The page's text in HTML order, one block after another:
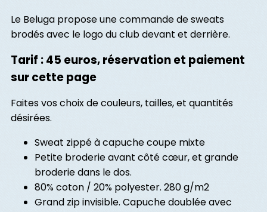
Le Beluga propose une commande de sweats
brodés avec le logo du club devant et derrière.
Tarif : 45 euros, réservation et paiement
sur cette page
Faites vos choix de couleurs, tailles, et quantités
désirées.
Sweat zippé à capuche coupe mixte
Petite broderie avant côté cœur, et grande
broderie dans le dos.
80% coton / 20% polyester. 280 g/m2
Grand zip invisible. Capuche doublée avec